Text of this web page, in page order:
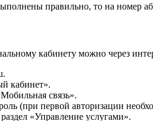
правильно, то на номер
кабинету можно через
кабинет».
связь».
(при первой авторизации
«Управление услугами».